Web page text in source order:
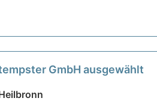
GmbH ausgewählt